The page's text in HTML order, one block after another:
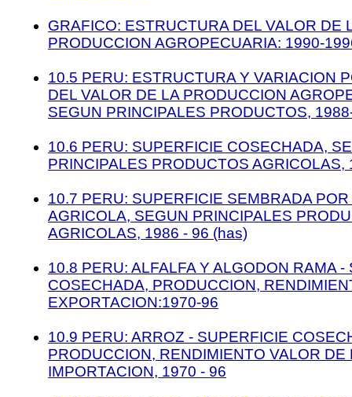
GRAFICO: ESTRUCTURA DEL VALOR DE
PRODUCCION AGROPECUARIA: 1990-
10.5 PERU: ESTRUCTURA Y VARIACION
DEL VALOR DE LA PRODUCCION
SEGUN PRINCIPALES PRODUCTOS,
10.6 PERU: SUPERFICIE COSECHADA,
PRINCIPALES PRODUCTOS AGRICOLAS,
10.7 PERU: SUPERFICIE SEMBRADA
AGRICOLA, SEGUN PRINCIPALES
AGRICOLAS, 1986 - 96 (has)
10.8 PERU: ALFALFA Y ALGODON RAMA -
COSECHADA, PRODUCCION,
EXPORTACION:1970-96
10.9 PERU: ARROZ - SUPERFICIE
PRODUCCION, RENDIMIENTO VALOR DE
IMPORTACION, 1970 - 96